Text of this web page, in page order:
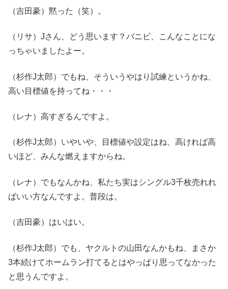
（吉田豪）黙った（笑）。
（リサ）Jさん、どう思います？バニビ、こんなことにな
っちゃいましたよー。
（杉作J太郎）でもね、そういうやはり試練というかね、
高い目標値を持ってね・・・
（レナ）高すぎるんですよ。
（杉作J太郎）いやいや、目標値や設定はね、高ければ高
いほど、みんな燃えますからね。
（レナ）でもなんかね、私たち実はシングル3千枚売れれ
ばいい方なんですよ。普段は。
（吉田豪）はいはい。
（杉作J太郎）でも、ヤクルトの山田なんかもね、まさか
3本続けてホームラン打てるとはやっぱり思ってなかった
と思うんですよ。